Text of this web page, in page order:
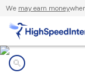
We may earn money